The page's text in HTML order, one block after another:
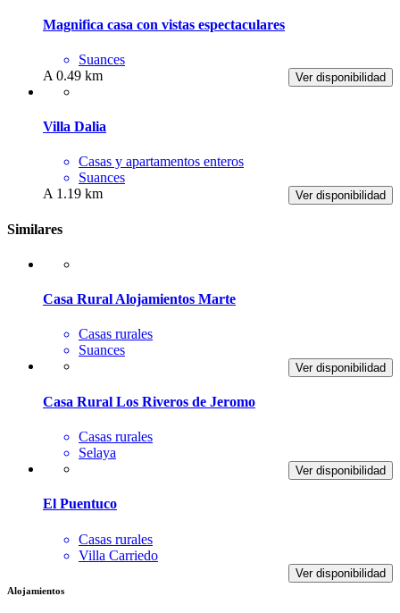
Magnifica casa con vistas espectaculares
Suances
Ver disponibilidad
A 0.49 km
Villa Dalia
Casas y apartamentos enteros
Suances
Ver disponibilidad
A 1.19 km
Similares
Casa Rural Alojamientos Marte
Casas rurales
Suances
Ver disponibilidad
Casa Rural Los Riveros de Jeromo
Casas rurales
Selaya
Ver disponibilidad
El Puentuco
Casas rurales
Villa Carriedo
Ver disponibilidad
Alojamientos